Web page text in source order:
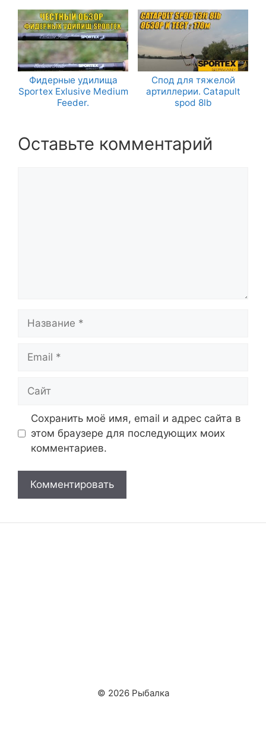
Фидерные удилища
Sportex Exlusive Medium
Feeder.
Спод для тяжелой
артиллерии. Catapult
spod 8lb
Оставьте комментарий
Сохранить моё имя, email и адрес сайта в
этом браузере для последующих моих
комментариев.
© 2026 Рыбалка